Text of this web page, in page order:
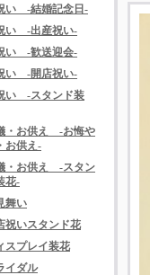
い -結婚記念日-
い -出産祝い-
い -歓送迎会-
い -開店祝い-
い -スタンド装
・お供え -お悔や
お供え-
・お供え -スタン
花-
舞い
祝いスタンド花
スプレイ装花
イダル